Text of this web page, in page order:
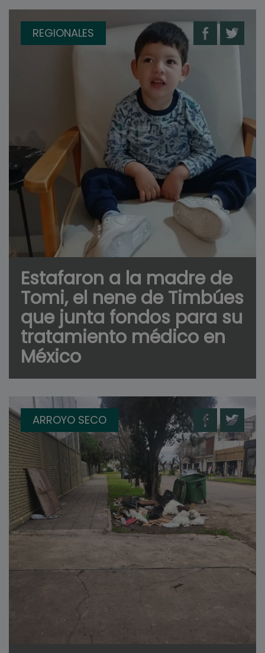
REGIONALES
Estafaron a la madre de
Tomi, el nene de Timbúes
que junta fondos para su
tratamiento médico en
México
ARROYO SECO